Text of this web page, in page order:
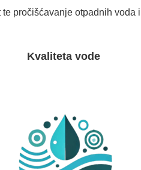
pročišćavanje otpadnih
Kvaliteta vode